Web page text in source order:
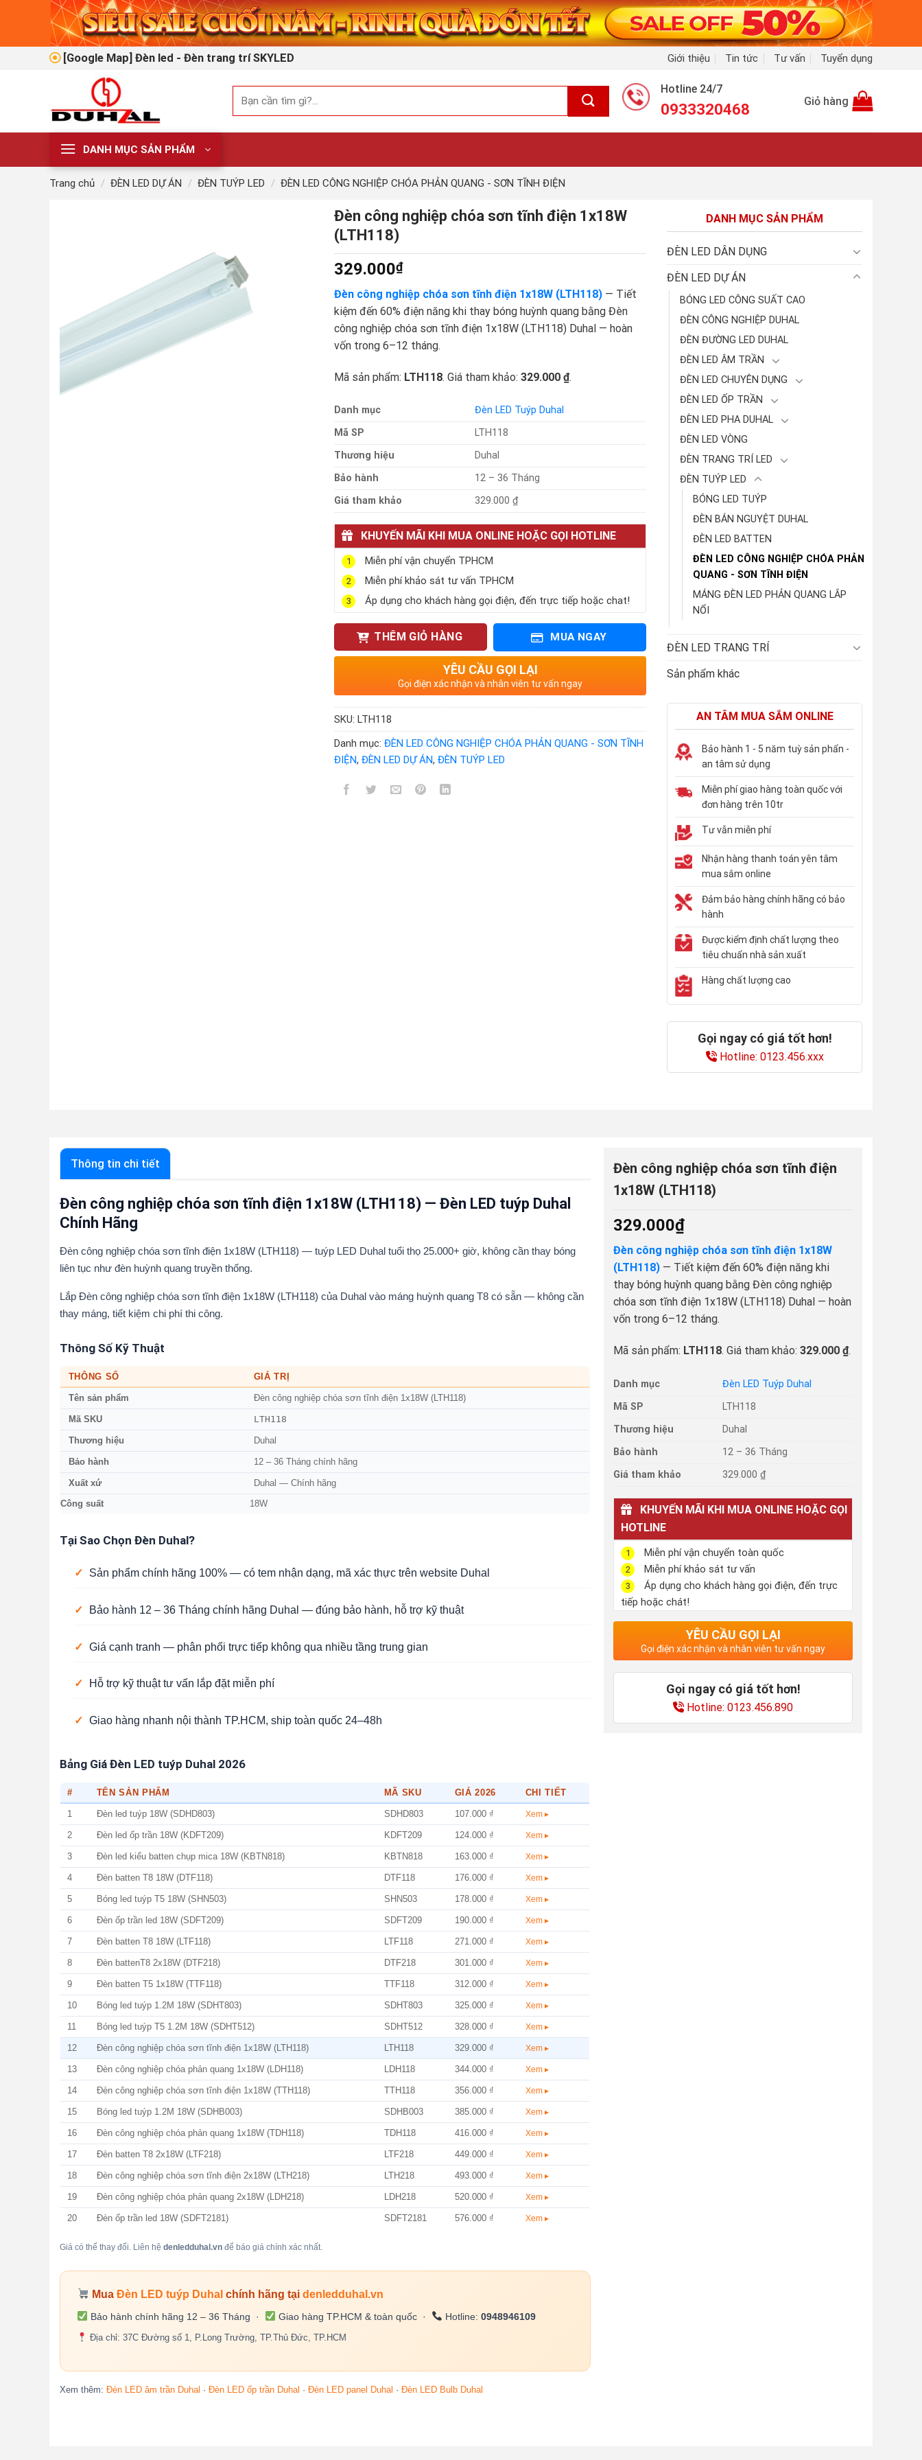
[Google Map] Đèn led - Đèn trang trí SKYLED
Giới thiệu Tin tức Tư vấn Tuyển dụng
kiếm:
Hotline 24/7
0933320468 Giỏ hàng
DANH MỤC SẢN PHẨM
Trang chủ / ĐÈN LED DỰ ÁN / ĐÈN TUÝP LED / ĐÈN LED CÔNG NGHIỆP CHÓA PHẢN QUANG - SƠN TĨNH ĐIỆN
Đèn công nghiệp chóa sơn tĩnh điện 1x18W
(LTH118)
329.000₫
Đèn công nghiệp chóa sơn tĩnh điện 1x18W (LTH118) — Tiết
kiệm đến 60% điện năng khi thay bóng huỳnh quang bằng Đèn
công nghiệp chóa sơn tĩnh điện 1x18W (LTH118) Duhal — hoàn
vốn trong 6–12 tháng.
Mã sản phẩm: LTH118. Giá tham khảo: 329.000 ₫.
Danh mục
Đèn LED Tuýp Duhal
Mã SP
LTH118
Thương hiệu
Duhal
Bảo hành
12 – 36 Tháng
Giá tham khảo
329.000 ₫
KHUYẾN MÃI KHI MUA ONLINE HOẶC GỌI HOTLINE
1 Miễn phí vận chuyển TPHCM
2 Miễn phí khảo sát tư vấn TPHCM
3 Áp dụng cho khách hàng gọi điện, đến trực tiếp hoặc chat!
THÊM GIỎ HÀNG MUA NGAY
YÊU CẦU GỌI LẠI
Gọi điện xác nhận và nhân viên tư vấn ngay
SKU: LTH118
Danh mục: ĐÈN LED CÔNG NGHIỆP CHÓA PHẢN QUANG - SƠN TĨNH
ĐIỆN, ĐÈN LED DỰ ÁN, ĐÈN TUÝP LED
DANH MỤC SẢN PHẨM
ĐÈN LED DÂN DỤNG
ĐÈN LED DỰ ÁN
BÓNG LED CÔNG SUẤT CAO
ĐÈN CÔNG NGHIỆP DUHAL
ĐÈN ĐƯỜNG LED DUHAL
ĐÈN LED ÂM TRẦN
ĐÈN LED CHUYÊN DỤNG
ĐÈN LED ỐP TRẦN
ĐÈN LED PHA DUHAL
ĐÈN LED VÒNG
ĐÈN TRANG TRÍ LED
ĐÈN TUÝP LED
BÓNG LED TUÝP
ĐÈN BÁN NGUYỆT DUHAL
ĐÈN LED BATTEN
ĐÈN LED CÔNG NGHIỆP CHÓA PHẢN
QUANG - SƠN TĨNH ĐIỆN
MÁNG ĐÈN LED PHẢN QUANG LẮP
NỔI
ĐÈN LED TRANG TRÍ
Sản phẩm khác
AN TÂM MUA SẮM ONLINE
Bảo hành 1 - 5 năm tuỳ sản phẩn -
an tâm sử dụng
Miễn phí giao hàng toàn quốc với
đơn hàng trên 10tr
Tư vẫn miễn phí
Nhận hàng thanh toán yên tâm
mua sắm online
Đảm bảo hàng chính hãng có bảo
hành
Được kiểm định chất lượng theo
tiêu chuẩn nhà sản xuất
Hàng chất lượng cao
Gọi ngay có giá tốt hơn!
Hotline: 0123.456.xxx
Thông tin chi tiết
Đèn công nghiệp chóa sơn tĩnh điện 1x18W (LTH118) — Đèn LED tuýp Duhal
Chính Hãng
Đèn công nghiệp chóa sơn tĩnh điện 1x18W (LTH118) — tuýp LED Duhal tuổi thọ 25.000+ giờ, không cần thay bóng
liên tục như đèn huỳnh quang truyền thống.
Lắp Đèn công nghiệp chóa sơn tĩnh điện 1x18W (LTH118) của Duhal vào máng huỳnh quang T8 có sẵn — không cần
thay máng, tiết kiệm chi phí thi công.
Thông Số Kỹ Thuật
THÔNG SỐ GIÁ TRỊ
Tên sản phẩm Đèn công nghiệp chóa sơn tĩnh điện 1x18W (LTH118)
Mã SKU LTH118
Thương hiệu Duhal
Bảo hành 12 – 36 Tháng chính hãng
Xuất xứ Duhal — Chính hãng
Công suất 18W
Tại Sao Chọn Đèn Duhal?
✓ Sản phẩm chính hãng 100% — có tem nhận dạng, mã xác thực trên website Duhal
✓ Bảo hành 12 – 36 Tháng chính hãng Duhal — đúng bảo hành, hỗ trợ kỹ thuật
✓ Giá cạnh tranh — phân phối trực tiếp không qua nhiều tầng trung gian
✓ Hỗ trợ kỹ thuật tư vấn lắp đặt miễn phí
✓ Giao hàng nhanh nội thành TP.HCM, ship toàn quốc 24–48h
Bảng Giá Đèn LED tuýp Duhal 2026
# TÊN SẢN PHẨM MÃ SKU GIÁ 2026 CHI TIẾT
1 Đèn led tuýp 18W (SDHD803) SDHD803 107.000 ₫ Xem ▸
2 Đèn led ốp trần 18W (KDFT209) KDFT209 124.000 ₫ Xem ▸
3 Đèn led kiểu batten chụp mica 18W (KBTN818) KBTN818 163.000 ₫ Xem ▸
4 Đèn batten T8 18W (DTF118) DTF118 176.000 ₫ Xem ▸
5 Bóng led tuýp T5 18W (SHN503) SHN503 178.000 ₫ Xem ▸
6 Đèn ốp trần led 18W (SDFT209) SDFT209 190.000 ₫ Xem ▸
7 Đèn batten T8 18W (LTF118) LTF118 271.000 ₫ Xem ▸
8 Đèn battenT8 2x18W (DTF218) DTF218 301.000 ₫ Xem ▸
9 Đèn batten T5 1x18W (TTF118) TTF118 312.000 ₫ Xem ▸
10 Bóng led tuýp 1.2M 18W (SDHT803) SDHT803 325.000 ₫ Xem ▸
11 Bóng led tuýp T5 1.2M 18W (SDHT512) SDHT512 328.000 ₫ Xem ▸
12 Đèn công nghiệp chóa sơn tĩnh điện 1x18W (LTH118) LTH118 329.000 ₫ Xem ▸
13 Đèn công nghiệp chóa phản quang 1x18W (LDH118) LDH118 344.000 ₫ Xem ▸
14 Đèn công nghiệp chóa sơn tĩnh điện 1x18W (TTH118) TTH118 356.000 ₫ Xem ▸
15 Bóng led tuýp 1.2M 18W (SDHB003) SDHB003 385.000 ₫ Xem ▸
16 Đèn công nghiệp chóa phản quang 1x18W (TDH118) TDH118 416.000 ₫ Xem ▸
17 Đèn batten T8 2x18W (LTF218) LTF218 449.000 ₫ Xem ▸
18 Đèn công nghiệp chóa sơn tĩnh điện 2x18W (LTH218) LTH218 493.000 ₫ Xem ▸
19 Đèn công nghiệp chóa phản quang 2x18W (LDH218) LDH218 520.000 ₫ Xem ▸
20 Đèn ốp trần led 18W (SDFT2181) SDFT2181 576.000 ₫ Xem ▸
Giá có thể thay đổi. Liên hệ denledduhal.vnđể báo giá chính xác nhất.
MuaĐèn LED tuýp Duhal chính hãng tạidenledduhal.vn
Bảo hành chính hãng 12 – 36 Tháng · Giao hàng TP.HCM & toàn quốc · Hotline: 0948946109
Địa chỉ: 37C Đường số 1, P.Long Trường, TP.Thủ Đức, TP.HCM
Xem thêm: Đèn LED âm trần Duhal · Đèn LED ốp trần Duhal · Đèn LED panel Duhal · Đèn LED Bulb Duhal
Đèn công nghiệp chóa sơn tĩnh điện
1x18W (LTH118)
329.000₫
Đèn công nghiệp chóa sơn tĩnh điện 1x18W
(LTH118) — Tiết kiệm đến 60% điện năng khi
thay bóng huỳnh quang bằng Đèn công nghiệp
chóa sơn tĩnh điện 1x18W (LTH118) Duhal — hoàn
vốn trong 6–12 tháng.
Mã sản phẩm: LTH118. Giá tham khảo:329.000 ₫.
Danh mục
Đèn LED Tuýp Duhal
Mã SP
LTH118
Thương hiệu
Duhal
Bảo hành
12 – 36 Tháng
Giá tham khảo
329.000 ₫
KHUYẾN MÃI KHI MUA ONLINE HOẶC GỌI
HOTLINE
1 Miễn phí vận chuyển toàn quốc
2 Miễn phí khảo sát tư vấn
3
Áp dụng cho khách hàng gọi điện, đến trực
tiếp hoặc chát!
YÊU CẦU GỌI LẠI
Gọi điện xác nhận và nhân viên tư vấn ngay
Gọi ngay có giá tốt hơn!
Hotline: 0123.456.890